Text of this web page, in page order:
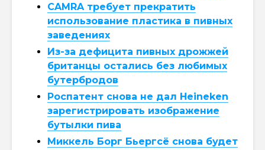
CAMRA требует прекратить
использование пластика в пивных
заведениях
Из-за дефицита пивных дрожжей
британцы остались без любимых
бутербродов
Роспатент снова не дал Heineken
зарегистрировать изображение
бутылки пива
Миккель Борг Бьергсё снова будет